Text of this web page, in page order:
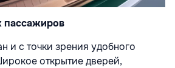
пассажиров
и с точки зрения удобного
открытие дверей,